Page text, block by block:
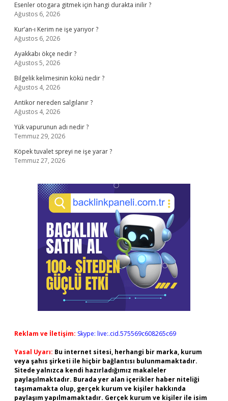
Esenler otogara gitmek için hangi durakta inilir ?
Ağustos 6, 2026
Kur’an-ı Kerim ne işe yarıyor ?
Ağustos 6, 2026
Ayakkabı ökçe nedir ?
Ağustos 5, 2026
Bilgelik kelimesinin kökü nedir ?
Ağustos 4, 2026
Antikor nereden salgılanır ?
Ağustos 4, 2026
Yük vapurunun adı nedir ?
Temmuz 29, 2026
Köpek tuvalet spreyi ne işe yarar ?
Temmuz 27, 2026
Reklam ve İletişim: Skype: live:.cid.575569c608265c69
Yasal Uyarı: Bu internet sitesi, herhangi bir marka, kurum
veya şahıs şirketi ile hiçbir bağlantısı bulunmamaktadır.
Sitede yalnızca kendi hazırladığımız makaleler
paylaşılmaktadır. Burada yer alan içerikler haber niteliği
taşımamakta olup, gerçek kurum ve kişiler hakkında
paylaşım yapılmamaktadır. Gerçek kurum ve kişiler ile isim